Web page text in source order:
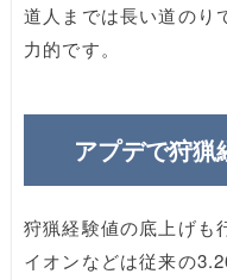
道人までは長い道のり
力的です。
アプデで狩猟
狩猟経験値の底上げも
イオンなどは従来の